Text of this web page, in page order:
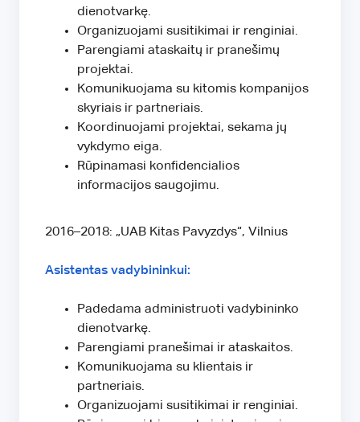
dienotvarkę.
Organizuojami susitikimai ir renginiai.
Parengiami ataskaitų ir pranešimų
projektai.
Komunikuojama su kitomis kompanijos
skyriais ir partneriais.
Koordinuojami projektai, sekama jų
vykdymo eiga.
Rūpinamasi konfidencialios
informacijos saugojimu.
2016–2018: „UAB Kitas Pavyzdys“, Vilnius
Asistentas vadybininkui:
Padedama administruoti vadybininko
dienotvarkę.
Parengiami pranešimai ir ataskaitos.
Komunikuojama su klientais ir
partneriais.
Organizuojami susitikimai ir renginiai.